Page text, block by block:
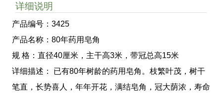
详细说明
产品编号：3425
产品名称：80年药用皂角
规 格：直径40厘米，主干高3米，带冠总高15米
详细描述： 已有80年树龄的药用皂角。枝繁叶茂，树干
笔直，长势喜人，年年开花，满结皂角，冠大荫浓，寿命